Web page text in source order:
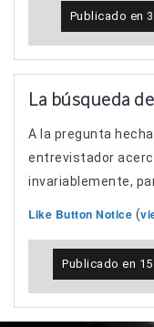
Publicado en
La búsqueda
A la pregunta
entrevistador
invariablemente,
Like Button Notice (
Publicado en